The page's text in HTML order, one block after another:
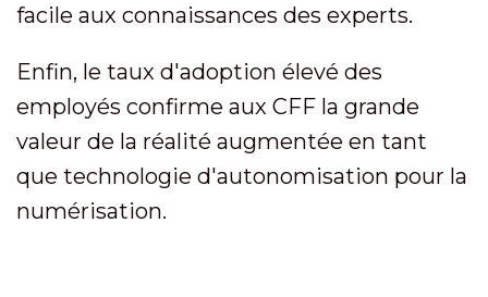
facile aux connaissances des experts.
Enfin, le taux d'adoption élevé des
employés confirme aux CFF la grande
valeur de la réalité augmentée en tant
que technologie d'autonomisation pour la
numérisation.